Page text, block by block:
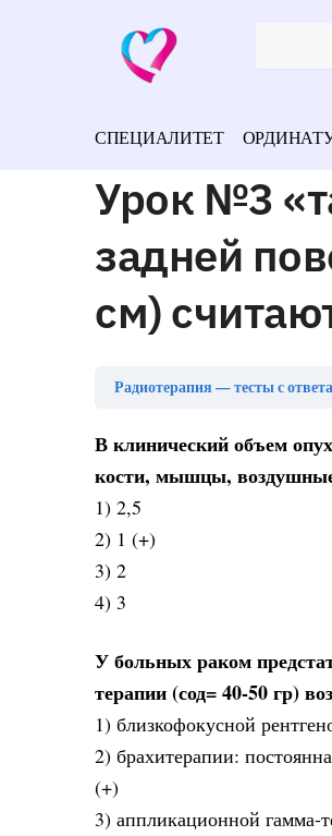
СПЕЦИАЛИТЕТ
Урок №3
задней
см)
Радиотерапия — тесты с
В клинический объем
кости, мышцы,
1) 2,5
2) 1 (+)
3) 2
4) 3
У больных раком
терапии (сод= 40-50 гр)
1) близкофокусной
2) брахитерапии:
(+)
3) аппликационной гамма-